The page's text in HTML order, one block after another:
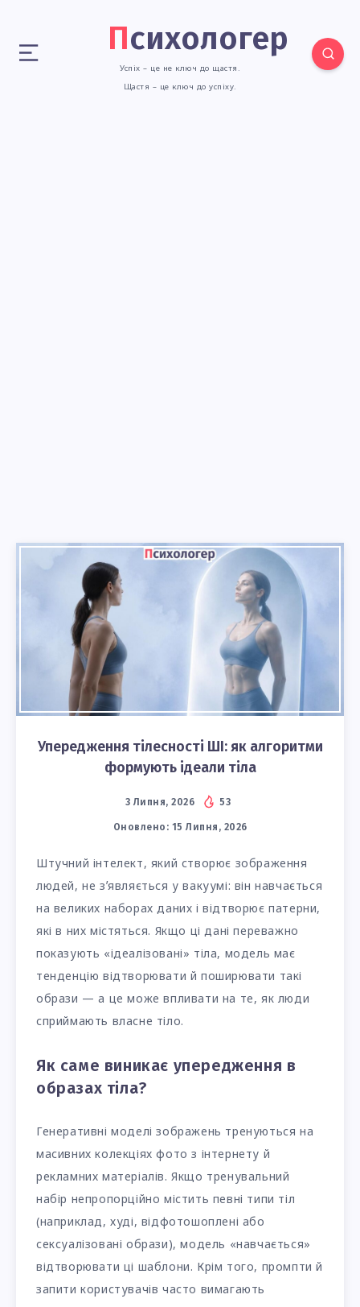
Психологер
Успіх – це не ключ до щастя.
Щастя – це ключ до успіху.
Упередження тілесності ШІ: як алгоритми
формують ідеали тіла
3 Липня, 2026 53
Оновлено: 15 Липня, 2026
Штучний інтелект, який створює зображення
людей, не зʼявляється у вакуумі: він навчається
на великих наборах даних і відтворює патерни,
які в них містяться. Якщо ці дані переважно
показують «ідеалізовані» тіла, модель має
тенденцію відтворювати й поширювати такі
образи — а це може впливати на те, як люди
сприймають власне тіло.
Як саме виникає упередження в
образах тіла?
Генеративні моделі зображень тренуються на
масивних колекціях фото з інтернету й
рекламних матеріалів. Якщо тренувальний
набір непропорційно містить певні типи тіл
(наприклад, худі, відфотошоплені або
сексуалізовані образи), модель «навчається»
відтворювати ці шаблони. Крім того, промпти й
запити користувачів часто вимагають